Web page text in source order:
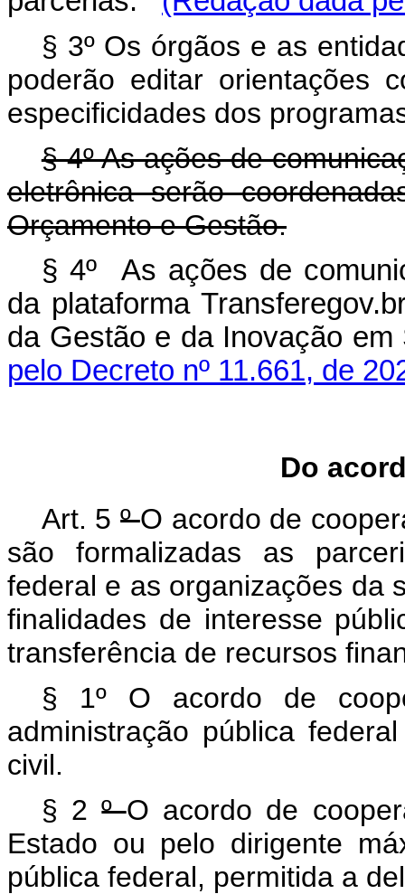
§ 3º Os órgãos e as
poderão editar orientações
especificidades dos
§ 4º As ações de
eletrônica serão
Orçamento e Gestão.
§ 4º As ações de
da plataforma
da Gestão e da Inovação
pelo Decreto nº 11.661, de
Do
Art. 5ºO acordo de
são formalizadas as
federal e as organizações da
finalidades de interesse
transferência de recursos
§ 1º O acordo de
administração pública
civil.
§ 2ºO acordo de
Estado ou pelo dirigente
pública federal, permitida a